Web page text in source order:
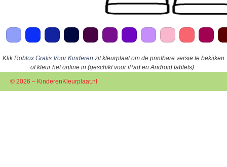
KlikRoblox Gratis Voor Kinderen zit kleurplaat om de printbare versie te bekijken
of kleur het online in (geschikt voor iPad en Android tablets).
© 2026 – KinderenKleurplaat.nl